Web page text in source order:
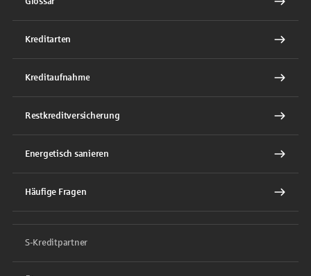
Kreditarten
Kreditaufnahme
Restkreditversicherung
Energetisch sanieren
Häufige Fragen
S-Kreditpartner